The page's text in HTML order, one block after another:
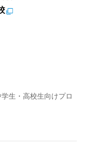
生・高校生向けプロ